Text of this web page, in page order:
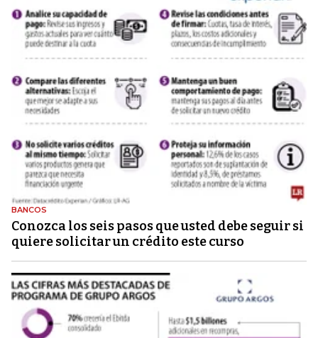
BANCOS
Conozca los seis pasos que usted debe seguir si
quiere solicitar un crédito este curso